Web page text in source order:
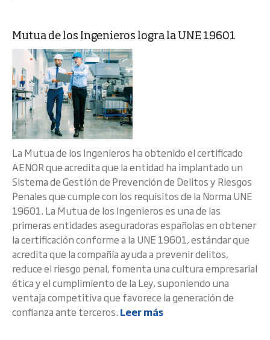
Mutua de los Ingenieros logra la UNE 19601
La Mutua de los Ingenieros ha obtenido el certificado
AENOR que acredita que la entidad ha implantado un
Sistema de Gestión de Prevención de Delitos y Riesgos
Penales que cumple con los requisitos de la Norma UNE
19601. La Mutua de los Ingenieros es una de las
primeras entidades aseguradoras españolas en obtener
la certificación conforme a la UNE 19601, estándar que
acredita que la compañía ayuda a prevenir delitos,
reduce el riesgo penal, fomenta una cultura empresarial
ética y el cumplimiento de la Ley, suponiendo una
ventaja competitiva que favorece la generación de
confianza ante terceros. Leer más